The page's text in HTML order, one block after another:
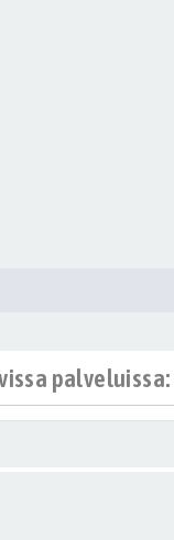
palveluissa: